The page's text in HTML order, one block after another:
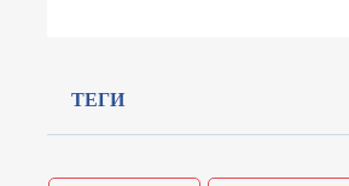
ТЕГИ